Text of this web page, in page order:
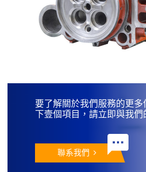
要了解關於我們服務的更
下壹個項目，請立即與我們
聯系我們